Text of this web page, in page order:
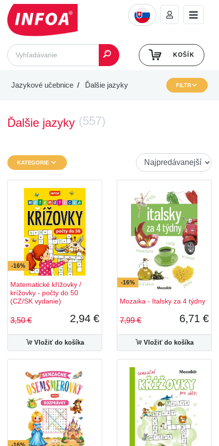
KOŠÍK
Jazykové učebnice Ďalšie jazyky FILTR
Ďalšie jazyky (557)
KATEGORIE
-16%
Matematické křížovky /
krížovky - počty do 50
(CZ/SK vydanie)
3,50 € 2,94 €
Vložiť do košíka
-16%
Mozaika - Italsky za 4 týdny
7,99 € 6,71 €
Vložiť do košíka